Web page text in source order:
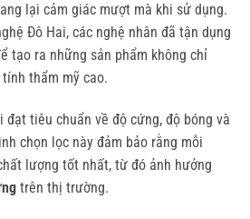
lại cảm giác mượt mà khi sử dụng.
Đô Hai, các nghệ nhân đã tận dụng
tạo ra những sản phẩm không chỉ
thẩm mỹ cao.
tiêu chuẩn về độ cứng, độ bóng và
chọn lọc này đảm bảo rằng mỗi
lượng tốt nhất, từ đó ảnh hưởng
trên thị trường.